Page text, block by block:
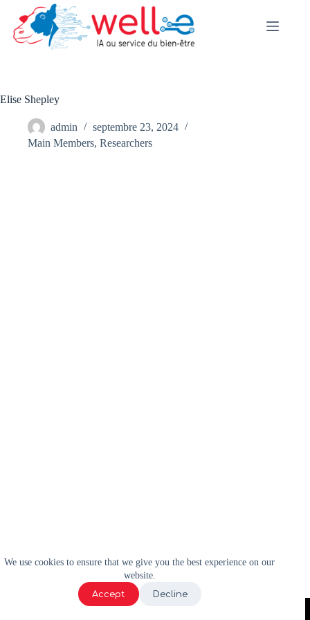
content
We use cookies to ensure that we give you the best experience on our
website.
Accept Decline
Elise Shepley
admin
septembre 23, 2024
Main Members, Researchers
2024 | WELL-E | Tous droits réservés |